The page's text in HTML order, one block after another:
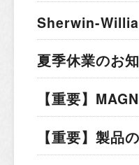
Sherwin-
夏季休業のお
【重要】
【重要】製品